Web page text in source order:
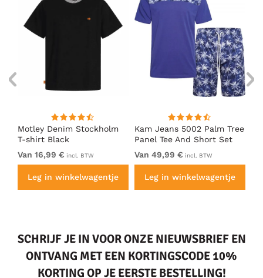
Motley Denim Stockholm
T-shirt Black
Van 16,99 € incl. BTW
Leg in winkelwagentje
Kam Jeans 5002 Palm Tree
Panel Tee And Short Set
Electric Blue
Van 49,99 € incl. BTW
Leg in winkelwagentje
SCHRIJF JE IN VOOR ONZE NIEUWSBRIEF EN
ONTVANG MET EEN KORTINGSCODE 10%
KORTING OP JE EERSTE BESTELLING!